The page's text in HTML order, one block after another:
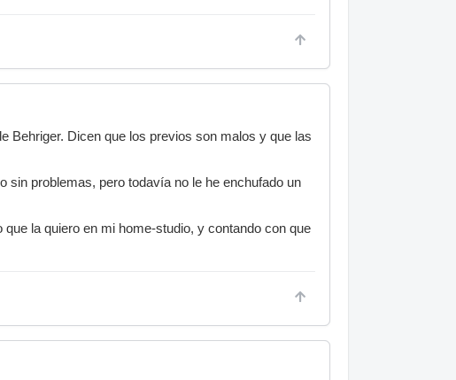
Behriger. Dicen que los previos son malos y que las
sin problemas, pero todavía no le he enchufado un
la quiero en mi home-studio, y contando con que